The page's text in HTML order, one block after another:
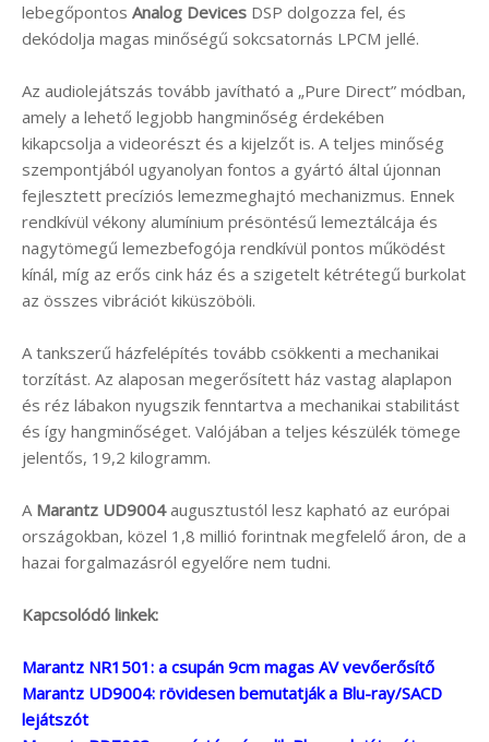
lebegőpontos Analog Devices DSP dolgozza fel, és
dekódolja magas minőségű sokcsatornás LPCM jellé.
Az audiolejátszás tovább javítható a „Pure Direct” módban,
amely a lehető legjobb hangminőség érdekében
kikapcsolja a videorészt és a kijelzőt is. A teljes minőség
szempontjából ugyanolyan fontos a gyártó által újonnan
fejlesztett precíziós lemezmeghajtó mechanizmus. Ennek
rendkívül vékony alumínium présöntésű lemeztálcája és
nagytömegű lemezbefogója rendkívül pontos működést
kínál, míg az erős cink ház és a szigetelt kétrétegű burkolat
az összes vibrációt kiküszöböli.
A tankszerű házfelépítés tovább csökkenti a mechanikai
torzítást. Az alaposan megerősített ház vastag alaplapon
és réz lábakon nyugszik fenntartva a mechanikai stabilitást
és így hangminőséget. Valójában a teljes készülék tömege
jelentős, 19,2 kilogramm.
A Marantz UD9004augusztustól lesz kapható az európai
országokban, közel 1,8 millió forintnak megfelelő áron, de a
hazai forgalmazásról egyelőre nem tudni.
Kapcsolódó linkek:
Marantz NR1501: a csupán 9cm magas AV vevőerősítő
Marantz UD9004: rövidesen bemutatják a Blu-ray/SACD
lejátszót